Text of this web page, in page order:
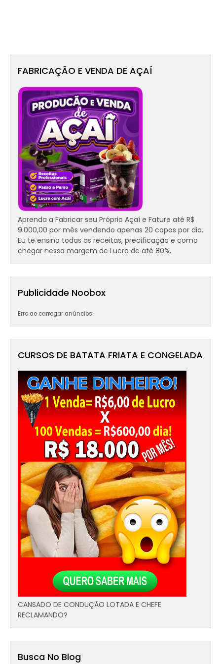
FABRICAÇÃO E VENDA DE AÇAÍ
Aprenda a Fabricar seu Próprio Açaí e Fature até R$
9.000,00 por mês vendendo apenas 20 copos por dia.
Eu te ensino todas as receitas, precificação e como
chegar nessa margem de Lucro de até 80%.
Publicidade Noobox
Erro ao carregar anúncios
CURSOS DE BATATA FRIATA E CONGELADA
CANSADO DE CONDUÇÃO LOTADA E CHEFE
RECLAMANDO?
Busca No Blog